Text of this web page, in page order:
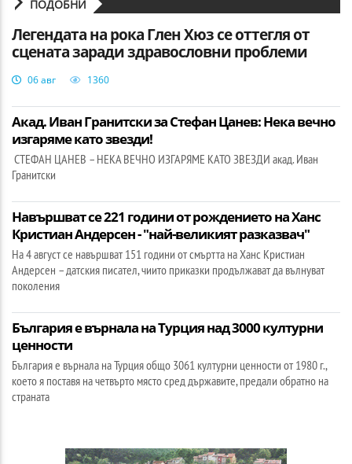
ПОДОБНИ
Легендата на рока Глен Хюз се оттегля от
сцената заради здравословни проблеми
06 авг 1360
Акад. Иван Гранитски за Стефан Цанев: Нека вечно
изгаряме като звезди!
СТЕФАН ЦАНЕВ – НЕКА ВЕЧНО ИЗГАРЯМЕ КАТО ЗВЕЗДИ акад. Иван
Гранитски
Навършват се 221 години от рождението на Ханс
Кристиан Андерсен - "най-великият разказвач"
На 4 август се навършват 151 години от смъртта на Ханс Кристиан
Андерсен – датския писател, чиито приказки продължават да вълнуват
поколения
България е върнала на Турция над 3000 културни
ценности
България е върнала на Турция общо 3061 културни ценности от 1980 г.,
което я поставя на четвърто място сред държавите, предали обратно на
страната